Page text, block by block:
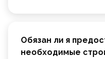
Обязан ли я
необходимые